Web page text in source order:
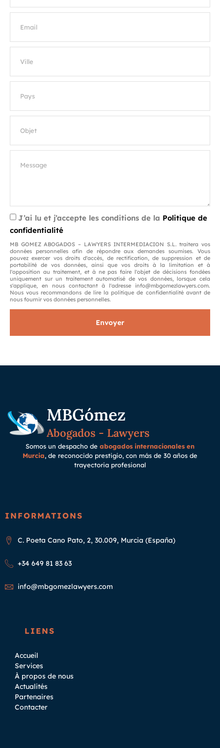
J’ai lu et j’accepte les conditions de la Politique de
confidentialité
MB GOMEZ ABOGADOS – LAWYERS INTERMEDIACION S.L. traitera vos
données personnelles afin de répondre aux demandes soumises. Vous
pouvez exercer vos droits d'accès, de rectification, de suppression et de
portabilité de vos données, ainsi que vos droits à la limitation et à
l'opposition au traitement, et à ne pas faire l'objet de décisions fondées
uniquement sur un traitement automatisé de vos données, lorsque cela
s'applique, en nous contactant à l'adresse info@mbgomezlawyers.com.
Nous vous recommandons de lire la politique de confidentialité avant de
nous fournir vos données personnelles.
Envoyer
MBGómez
Abogados - Lawyers
Somos un despacho de abogados internacionales en
Murcia, de reconocido prestigio, con más de 30 años de
trayectoria profesional
INFORMATIONS
C. Poeta Cano Pato, 2, 30.009, Murcia (España)
+34 649 81 83 63
info@mbgomezlawyers.com
LIENS
Accueil
Services
À propos de nous
Actualités
Partenaires
Contacter